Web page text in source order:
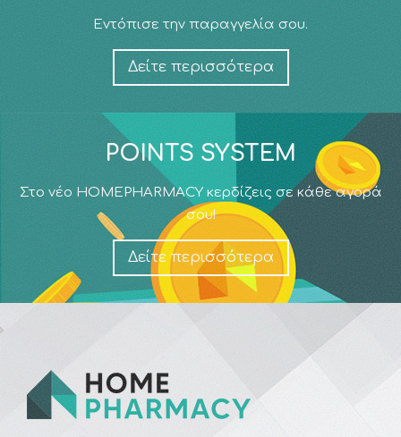
Εντόπισε την παραγγελία σου.
Δείτε περισσότερα
POINTS SYSTEM
Στο νέο HOMEPHARMACY κερδίζεις σε κάθε αγορά
σου!
Δείτε περισσότερα